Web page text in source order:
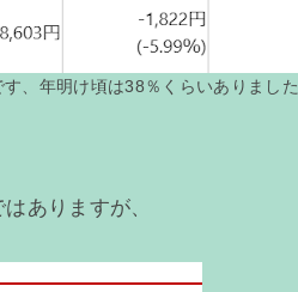
、年明け頃は38％くらいありました
ありますが、